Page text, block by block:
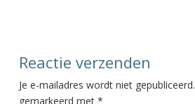
Reactie verzenden
Je e-mailadres wordt niet gepubliceerd.
gemarkeerd met *